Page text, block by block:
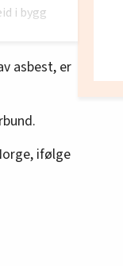
i bygg
asbest, er
ifølge